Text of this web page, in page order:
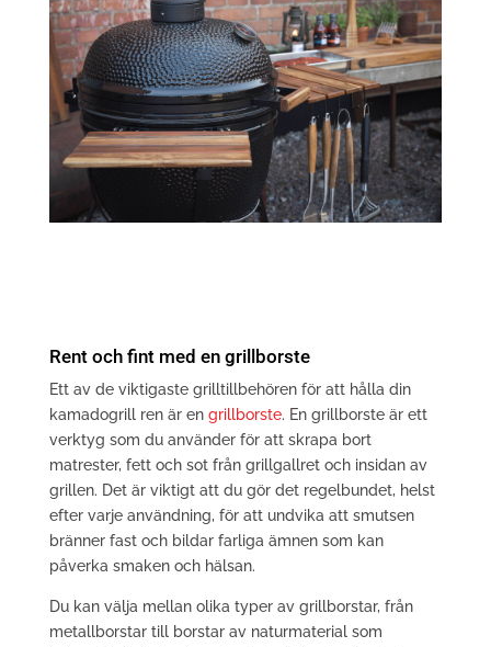
Rent och fint med en grillborste
Ett av de viktigaste grilltillbehören för att hålla din
kamadogrill ren är en grillborste. En grillborste är ett
verktyg som du använder för att skrapa bort
matrester, fett och sot från grillgallret och insidan av
grillen. Det är viktigt att du gör det regelbundet, helst
efter varje användning, för att undvika att smutsen
bränner fast och bildar farliga ämnen som kan
påverka smaken och hälsan.
Du kan välja mellan olika typer av grillborstar, från
metallborstar till borstar av naturmaterial som